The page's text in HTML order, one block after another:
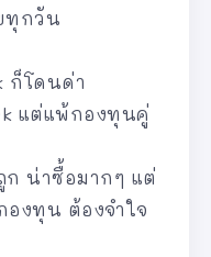
ทุกวัน
ก็โดนด่า
แต่แพ้กองทุนคู่
น่าซื้อมากๆ แต่
งทุน ต้องจำใจ